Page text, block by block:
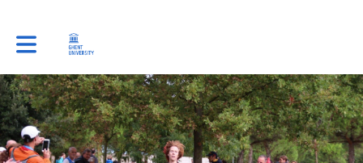
Toggle main navigation